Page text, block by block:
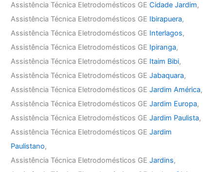
Assistência Técnica Eletrodomésticos GECidade Jardim,
Assistência Técnica Eletrodomésticos GE Ibirapuera,
Assistência Técnica Eletrodomésticos GE Interlagos,
Assistência Técnica Eletrodomésticos GE Ipiranga,
Assistência Técnica Eletrodomésticos GE Itaim Bibi,
Assistência Técnica Eletrodomésticos GEJabaquara,
Assistência Técnica Eletrodomésticos GEJardim América,
Assistência Técnica Eletrodomésticos GEJardim Europa,
Assistência Técnica Eletrodomésticos GEJardim Paulista,
Assistência Técnica Eletrodomésticos GEJardim
Paulistano,
Assistência Técnica Eletrodomésticos GEJardins,